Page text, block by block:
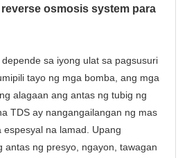
osmosis system para
sa iyong ulat sa pagsusuri
tayo ng mga bomba, ang mga
alagaan ang antas ng tubig ng
TDS ay nangangailangan ng mas
na lamad. Upang
antas ng presyo, ngayon, tawagan